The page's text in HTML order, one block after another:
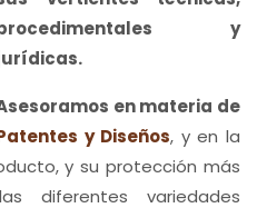
y
en materia de
y Diseños, y en la
y su protección más
diferentes variedades